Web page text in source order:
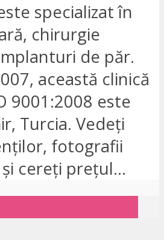
specializat în
chirurgie
de păr.
această clinică
9001:2008 este
Turcia. Vedeți
fotografii
cereți prețul...